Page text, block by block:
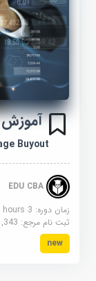
آموزش LBO - خرید اهرمی
Buyout
EDU CBA
زمان دوره: 3 hours
ثبت نام مرجع:1,343
new